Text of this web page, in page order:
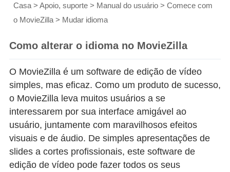
Casa >Apoio, suporte > Manual do usuário >Comece com
o MovieZilla > Mudar idioma
Como alterar o idioma no MovieZilla
O MovieZilla é um software de edição de vídeo
simples, mas eficaz. Como um produto de sucesso,
o MovieZilla leva muitos usuários a se
interessarem por sua interface amigável ao
usuário, juntamente com maravilhosos efeitos
visuais e de áudio. De simples apresentações de
slides a cortes profissionais, este software de
edição de vídeo pode fazer todos os seus